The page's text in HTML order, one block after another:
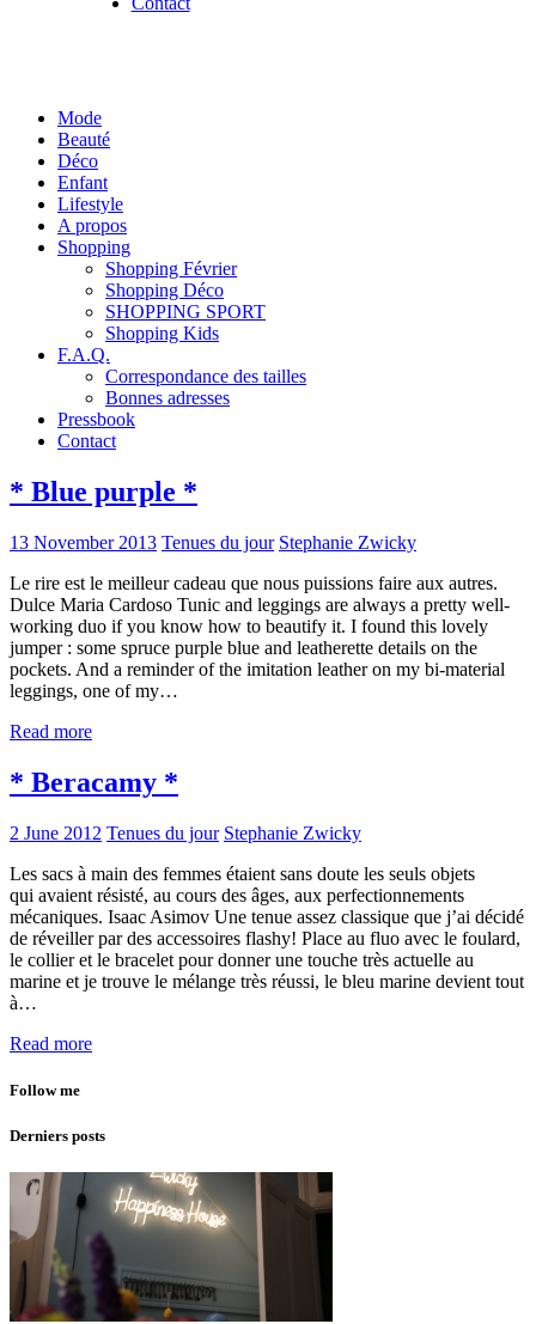
Mode
Beauté
Déco
Enfant
Lifestyle
A propos
Shopping
Shopping Février
Shopping Déco
SHOPPING SPORT
Shopping Kids
F.A.Q.
Correspondance des tailles
Bonnes adresses
Pressbook
Contact
* Blue purple *
13 November 2013 Tenues du jour Stephanie Zwicky
Le rire est le meilleur cadeau que nous puissions faire aux autres.
Dulce Maria Cardoso Tunic and leggings are always a pretty well-
working duo if you know how to beautify it. I found this lovely
jumper : some spruce purple blue and leatherette details on the
pockets. And a reminder of the imitation leather on my bi-material
leggings, one of my…
Read more
* Beracamy *
2 June 2012 Tenues du jour Stephanie Zwicky
Les sacs à main des femmes étaient sans doute les seuls objets
qui avaient résisté, au cours des âges, aux perfectionnements
mécaniques. Isaac Asimov Une tenue assez classique que j’ai décidé
de réveiller par des accessoires flashy! Place au fluo avec le foulard,
le collier et le bracelet pour donner une touche très actuelle au
marine et je trouve le mélange très réussi, le bleu marine devient tout
à…
Read more
Follow me
Derniers posts